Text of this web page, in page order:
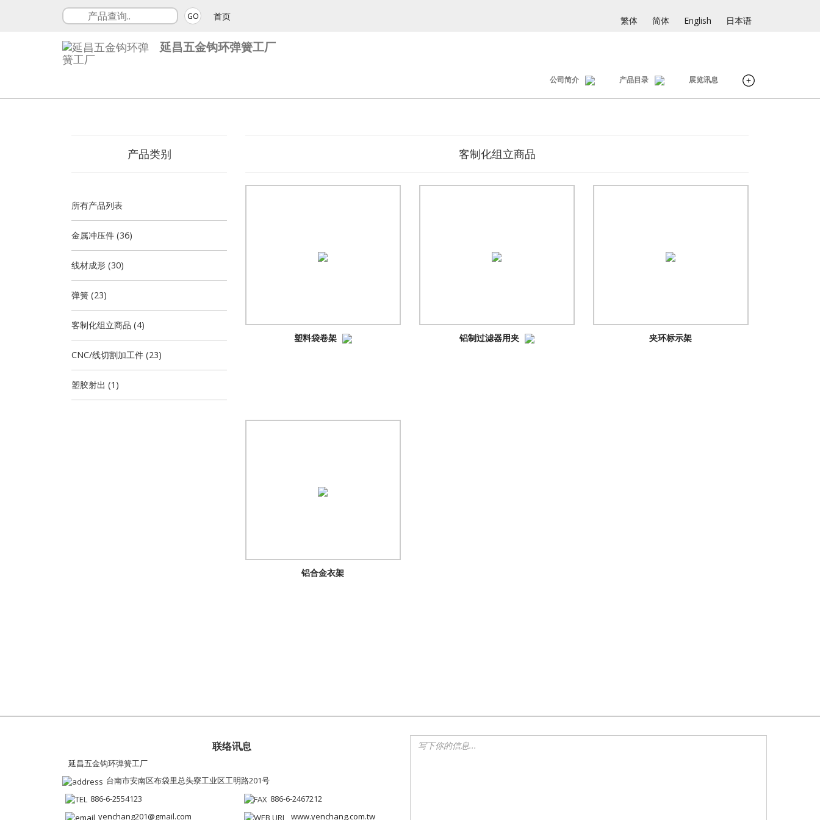
GO 首页 繁体 简体 English 日本语
延昌五金钩环弹簧工厂
公司简介 产品目录 展览讯息
产品类别
所有产品列表
金属冲压件 (36)
线材成形 (30)
弹簧 (23)
客制化组立商品 (4)
CNC/线切割加工件 (23)
塑胶射出 (1)
客制化组立商品
塑料袋卷架 铝制过滤器用夹 夹环标示架
铝合金衣架
联络讯息
延昌五金钩环弹簧工厂
台南市安南区布袋里总头寮工业区工明路201号
886-6-2554123
886-6-2467212
yenchang201@gmail.com
www.yenchang.com.tw